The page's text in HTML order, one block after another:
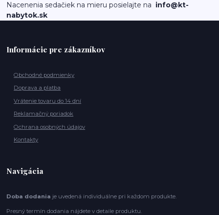
Nacenenia sedačiek na mieru posielajte na info@kt-
nabytok.sk
Informácie pre zákazníkov
Obchodné podmienky
Doprava a platba
Vrátenie tovaru do 14 dní
Reklamačný poriadok
Ochrana osobných údajov
Kontakty
Navigácia
Doba dodania je uvedená individuálne pri každom produkte.
Presný termín dodania nájdete v detaile produktu.